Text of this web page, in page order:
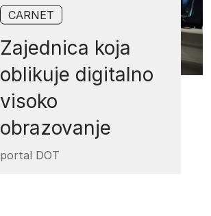
CARNET
Zajednica koja
oblikuje digitalno
visoko
obrazovanje
portal DOT